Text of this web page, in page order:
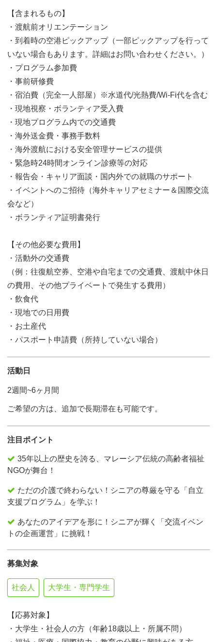
【含まれるもの】
・渡航前オリエンテーション
・到着時の空港ピックアップ（一部ピックアップを行って
いない場合もあります。詳細はお問い合わせください。）
・プログラム参加費
・事前研修費
・宿泊費（完全一人部屋）※水道代/光熱費/Wi-Fi代を含む
・現地視察・ボランティア受入費
・現地プログラム内での交通費
・海外送金費・事務手数料
・海外渡航における安全管理サービスの提供
・緊急時24時間オンライン診療等の対応
・報告会・キャリア面談・国内外での就職のサポート
・イベントへのご招待（海外キャリアセミナー＆国際交流
会など）
・ボランティア証明書発行
【その他必要な費用】
・活動外の交通費
（例：往復航空券、空港や自宅までの交通費、渡航中休日
の費用、その他プライベートで発生する費用）
・飲食代
・現地での日用費
・お土産代
・パスポート申請費（所持していない場合）
活動日
2週間~6ヶ月間
ご希望の方は、追加で長期滞在も可能です。
注目ポイント
35年以上の歴史を誇る、マレーシア伝統の高齢者福祉
NGOが舞台！
ただの介護で終わらない！シニアの尊厳を守る「自立
支援プログラム」を学ぶ！
あなたのアイデアを形に！シニアが輝く「交流イベン
トの企画運営」に挑戦！
募集対象
社会人 大学生・専門学生
【応募対象】
・大学生・社会人の方（年齢18歳以上・所属不問）